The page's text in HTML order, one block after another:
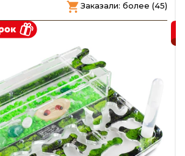
Заказали: более (45)